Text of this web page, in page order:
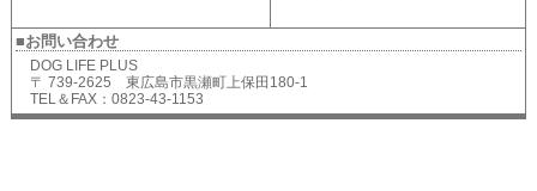
■お問い合わせ
DOG LIFE PLUS
〒 739-2625 東広島市黒瀬町上保田180-1
TEL＆FAX：0823-43-1153